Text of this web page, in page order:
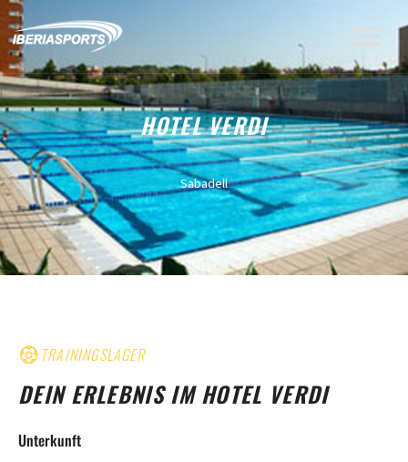
HOTEL VERDI
Sabadell
TRAININGSLAGER
DEIN ERLEBNIS IM HOTEL VERDI
Unterkunft